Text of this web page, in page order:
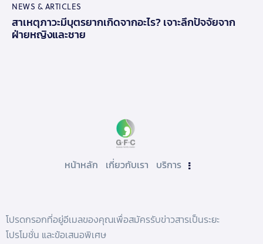
NEWS & ARTICLES
สาเหตุภาวะมีบุตรยากเกิดจากอะไร? เจาะลึกปัจจัยจาก
ฝ่ายหญิงและชาย
หน้าหลัก เกี่ยวกับเรา บริการ
โปรดกรอกที่อยู่อีเมลของคุณเพื่อสมัครรับข่าวสารเป็นระยะ
โปรโมชั่น และข้อเสนอพิเศษ